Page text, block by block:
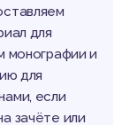
для
монографии и
для
если
зачёте или